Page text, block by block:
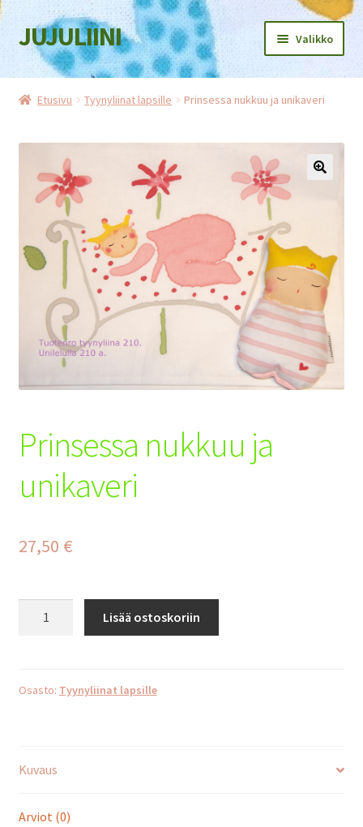
Siirry
navigointiin
Siirry
sisältöön
JUJULIINI Valikko
Etusivu
Ostoskori
Kassa
Oma tili
Jälleenmyyjille
Tietosuojaseloste
Etusivu Tyynyliinat lapsille Prinsessa nukkuu ja unikaveri
Prinsessa nukkuu ja
unikaveri
27,50 €
määrä
Lisää ostoskoriin
Osasto: Tyynyliinat lapsille
Kuvaus
Arviot (0)